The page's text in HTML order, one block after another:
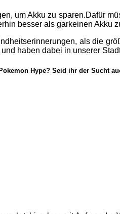
um Akku zu sparen.Dafür
besser als garkeinen Akku
als die
haben dabei in unserer
Hype? Seid ihr der Sucht